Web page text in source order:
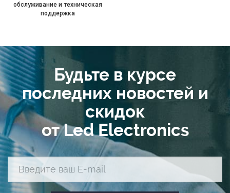
обслуживание и техническая
поддержка
Будьте в курсе
последних новостей и
скидок
от Led Electronics